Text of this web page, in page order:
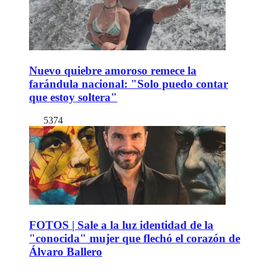
Nuevo quiebre amoroso remece la
farándula nacional: "Solo puedo contar
que estoy soltera"
5374
FOTOS | Sale a la luz identidad de la
"conocida" mujer que flechó el corazón de
Álvaro Ballero